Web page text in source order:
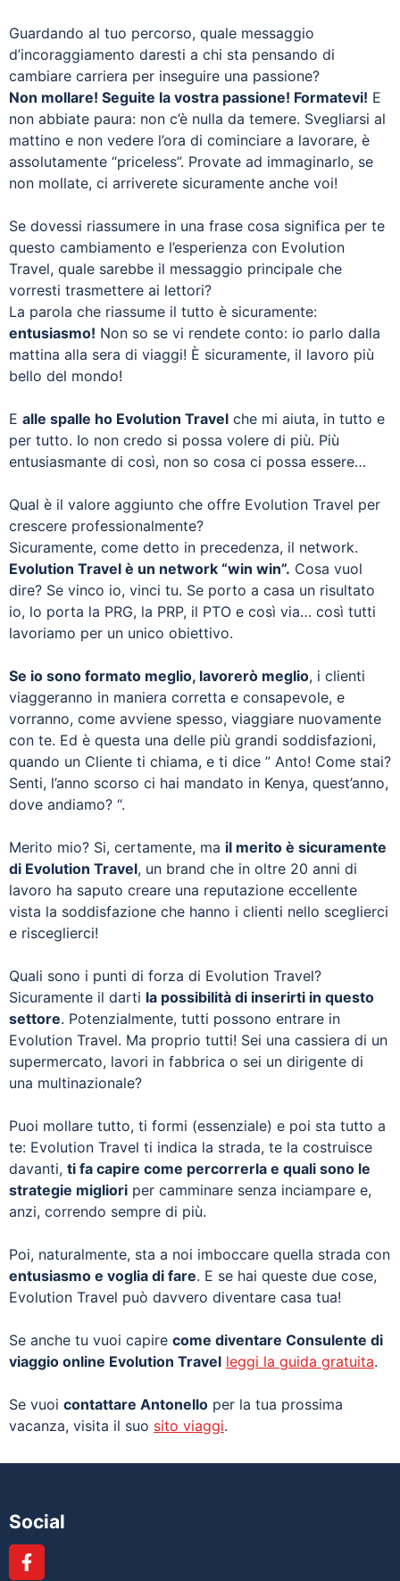
Guardando al tuo percorso, quale messaggio
d’incoraggiamento daresti a chi sta pensando di
cambiare carriera per inseguire una passione?
Non mollare! Seguite la vostra passione! Formatevi! E
non abbiate paura: non c’è nulla da temere. Svegliarsi al
mattino e non vedere l’ora di cominciare a lavorare, è
assolutamente “priceless”. Provate ad immaginarlo, se
non mollate, ci arriverete sicuramente anche voi!
Se dovessi riassumere in una frase cosa significa per te
questo cambiamento e l’esperienza con Evolution
Travel, quale sarebbe il messaggio principale che
vorresti trasmettere ai lettori?
La parola che riassume il tutto è sicuramente:
entusiasmo! Non so se vi rendete conto: io parlo dalla
mattina alla sera di viaggi! È sicuramente, il lavoro più
bello del mondo!
E alle spalle ho Evolution Travel che mi aiuta, in tutto e
per tutto. Io non credo si possa volere di più. Più
entusiasmante di così, non so cosa ci possa essere…
Qual è il valore aggiunto che offre Evolution Travel per
crescere professionalmente?
Sicuramente, come detto in precedenza, il network.
Evolution Travel è un network “win win”. Cosa vuol
dire? Se vinco io, vinci tu. Se porto a casa un risultato
io, lo porta la PRG, la PRP, il PTO e così via… così tutti
lavoriamo per un unico obiettivo.
Se io sono formato meglio, lavorerò meglio, i clienti
viaggeranno in maniera corretta e consapevole, e
vorranno, come avviene spesso, viaggiare nuovamente
con te. Ed è questa una delle più grandi soddisfazioni,
quando un Cliente ti chiama, e ti dice ” Anto! Come stai?
Senti, l’anno scorso ci hai mandato in Kenya, quest’anno,
dove andiamo? “.
Merito mio? Si, certamente, ma il merito è sicuramente
di Evolution Travel, un brand che in oltre 20 anni di
lavoro ha saputo creare una reputazione eccellente
vista la soddisfazione che hanno i clienti nello sceglierci
e risceglierci!
Quali sono i punti di forza di Evolution Travel?
Sicuramente il darti la possibilità di inserirti in questo
settore. Potenzialmente, tutti possono entrare in
Evolution Travel. Ma proprio tutti! Sei una cassiera di un
supermercato, lavori in fabbrica o sei un dirigente di
una multinazionale?
Puoi mollare tutto, ti formi (essenziale) e poi sta tutto a
te: Evolution Travel ti indica la strada, te la costruisce
davanti, ti fa capire come percorrerla e quali sono le
strategie migliori per camminare senza inciampare e,
anzi, correndo sempre di più.
Poi, naturalmente, sta a noi imboccare quella strada con
entusiasmo e voglia di fare. E se hai queste due cose,
Evolution Travel può davvero diventare casa tua!
Se anche tu vuoi capire come diventare Consulente di
viaggio online Evolution Travel leggi la guida gratuita.
Se vuoi contattare Antonello per la tua prossima
vacanza, visita il suo sito viaggi.
Social